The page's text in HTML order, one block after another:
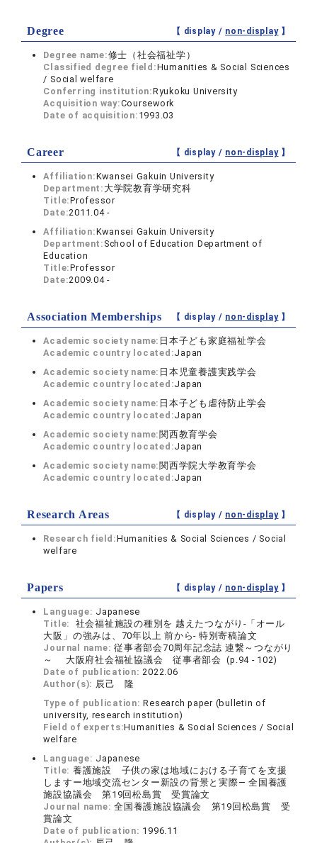
Degree 【 display / non-display】
Degree name:修士（社会福祉学）
Classified degree field:Humanities & Social Sciences
/ Social welfare
Conferring institution:Ryukoku University
Acquisition way:Coursework
Date of acquisition: 1993.03
Career 【 display / non-display】
Affiliation:Kwansei Gakuin University
Department: 大学院教育学研究科
Title:Professor
Date:2011.04 -
Affiliation:Kwansei Gakuin University
Department: School of Education Department of
Education
Title:Professor
Date:2009.04 -
Association Memberships 【 display / non-display】
Academic society name: 日本子ども家庭福祉学会
Academic country located:Japan
Academic society name: 日本児童養護実践学会
Academic country located:Japan
Academic society name: 日本子ども虐待防止学会
Academic country located:Japan
Academic society name: 関西教育学会
Academic country located:Japan
Academic society name: 関西学院大学教育学会
Academic country located:Japan
Research Areas 【 display / non-display】
Research field:Humanities & Social Sciences / Social
welfare
Papers 【 display / non-display】
Language: Japanese
Title:
社会福祉施設の種別を 越えたつながり-「オール
大阪」の強みは、70年以上 前から- 特別寄稿論文
Journal name:従事者部会70周年記念誌 連繋～つながり
～ 大阪府社会福祉協議会 従事者部会 (p.94 - 102)
Date of publication: 2022.06
Author(s): 辰己 隆
Type of publication:Research paper (bulletin of
university, research institution)
Field of experts:Humanities & Social Sciences / Social
welfare
Language: Japanese
Title: 養護施設 子供の家は地域における子育てを支援
しますー地域交流センター新設の背景と実際― 全国養護
施設協議会 第19回松島賞 受賞論文
Journal name:全国養護施設協議会 第19回松島賞 受
賞論文
Date of publication: 1996.11